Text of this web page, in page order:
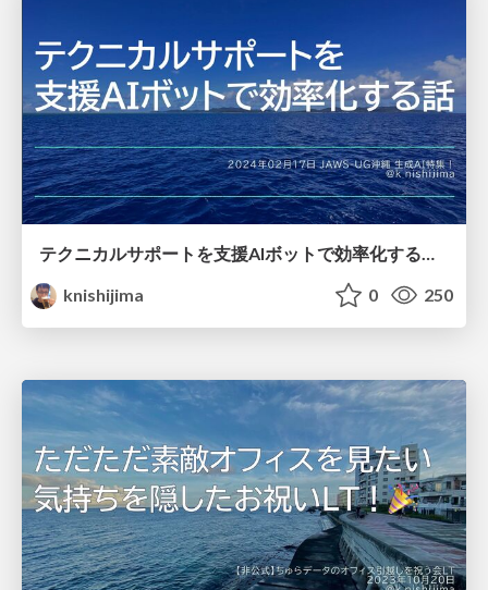
テクニカルサポートを支援AIボットで効率化する話 / A story about improving the efficiency of technical support with AI bots
knishijima
0 250